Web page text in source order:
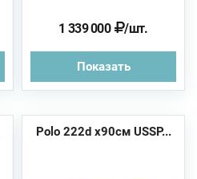
1 339 000 /шт.
Показать
Polo 222d x90см USSP...